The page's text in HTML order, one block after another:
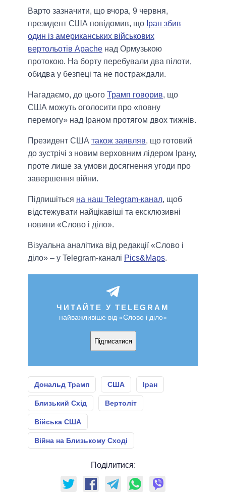
Варто зазначити, що вчора, 9 червня,
президент США повідомив, що Іран збив
один із американських військових
вертольотів Apache над Ормузькою
протокою. На борту перебували два пілоти,
обидва у безпеці та не постраждали.
Нагадаємо, до цього Трамп говорив, що
США можуть оголосити про «повну
перемогу» над Іраном протягом двох тижнів.
Президент США також заявляв, що готовий
до зустрічі з новим верховним лідером Ірану,
проте лише за умови досягнення угоди про
завершення війни.
Підпишіться на наш Telegram-канал, щоб
відстежувати найцікавіші та ексклюзивні
новини «Слово і діло».
Візуальна аналітика від редакції «Слово і
діло» – у Telegram-каналі Pics&Maps.
ЧИТАЙТЕ У TELEGRAM
найважливіше від «Слово і діло»
Підписатися
Дональд Трамп США Іран
Близький Схід Вертоліт
Війська США
Війна на Близькому Сході
Поділитися: